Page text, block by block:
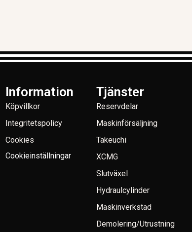
Information
Köpvillkor
Integritetspolicy
Cookies
Cookieinställningar
Tjänster
Reservdelar
Maskinförsäljning
Takeuchi
XCMG
Slutväxel
Hydraulcylinder
Maskinverkstad
Demolering/Utrustning